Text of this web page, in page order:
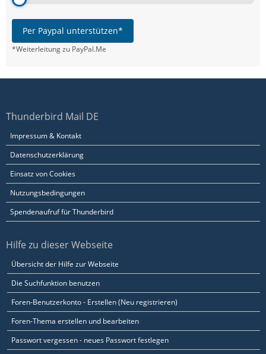
Per Paypal unterstützen*
*Weiterleitung zu PayPal.Me
Thunderbird Mail DE
Impressum & Kontakt
Datenschutzerklärung
Einsatz von Cookies
Nutzungsbedingungen
Spendenaufruf für Thunderbird
Hilfe zu dieser Webseite
Übersicht der Hilfe zur Webseite
Die Suchfunktion benutzen
Foren-Benutzerkonto - Erstellen (Neu registrieren)
Foren-Thema erstellen und bearbeiten
Passwort vergessen - neues Passwort festlegen